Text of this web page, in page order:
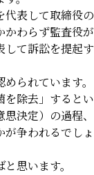
表して取締役の
かわらず監査役が
して訴訟を提起す
られています。
除去」するとい
決定）の過程、
争われるでしょ
思います。